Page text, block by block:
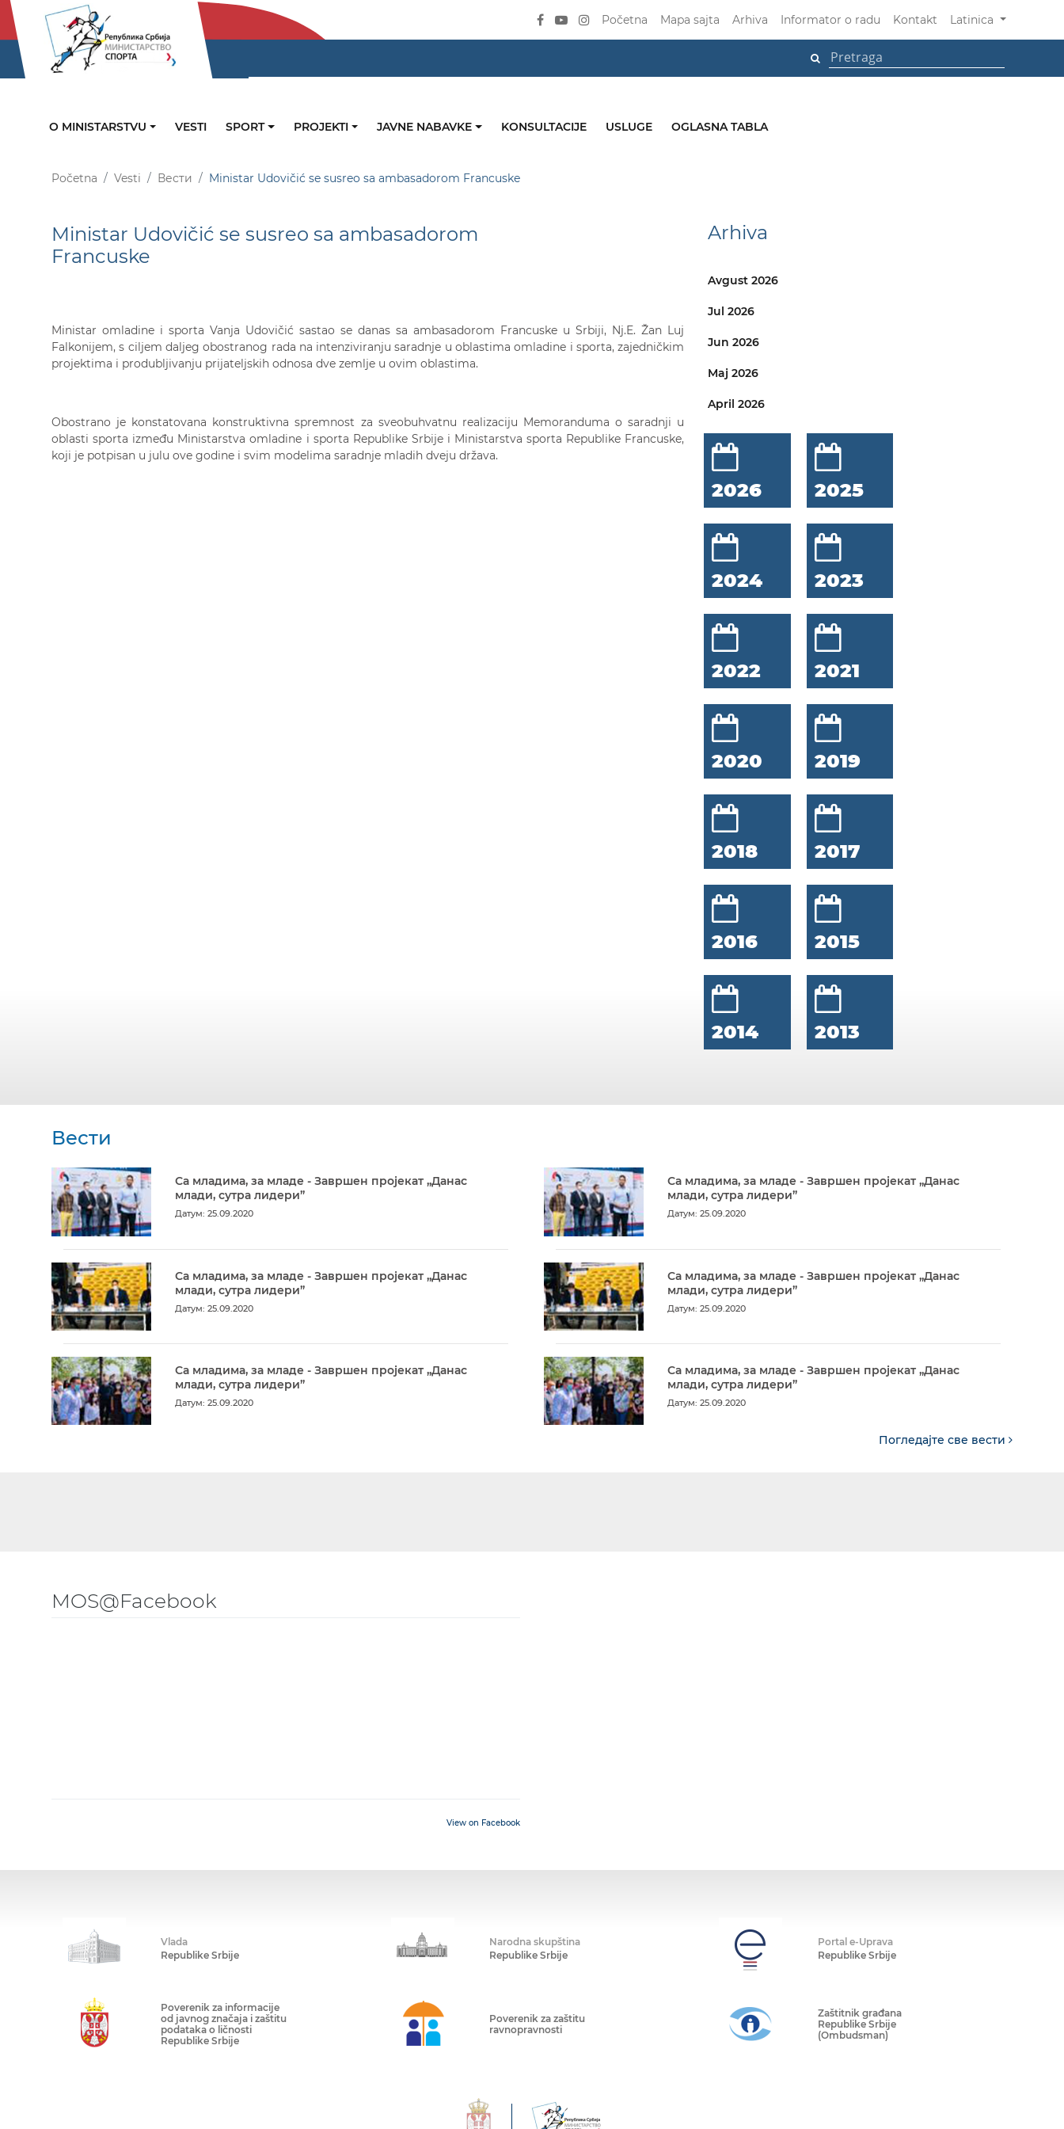
Početna Mapa sajta Arhiva Informator o radu Kontakt Latinica
O MINISTARSTVU VESTI SPORT PROJEKTI JAVNE NABAVKE KONSULTACIJE USLUGE OGLASNA TABLA
Početna Vesti Вести Ministar Udovičić se susreo sa ambasadorom Francuske
Ministar Udovičić se susreo sa ambasadorom
Francuske
Ministar omladine i sporta Vanja Udovičić sastao se danas sa ambasadorom Francuske u Srbiji, Nj.E. Žan Luj
Falkonijem, s ciljem daljeg obostranog rada na intenziviranju saradnje u oblastima omladine i sporta, zajedničkim
projektima i produbljivanju prijateljskih odnosa dve zemlje u ovim oblastima.
Obostrano je konstatovana konstruktivna spremnost za sveobuhvatnu realizaciju Memoranduma o saradnji u
oblasti sporta između Ministarstva omladine i sporta Republike Srbije i Ministarstva sporta Republike Francuske,
koji je potpisan u julu ove godine i svim modelima saradnje mladih dveju država.
Arhiva
Avgust 2026
Jul 2026
Jun 2026
Maj 2026
April 2026
2026 2025
2024 2023
2022 2021
2020 2019
2018 2017
2016 2015
2014 2013
Вести
Са младима, за младе - Завршен пројекат „Данас
млади, сутра лидери”
Датум: 25.09.2020
Са младима, за младе - Завршен пројекат „Данас
млади, сутра лидери”
Датум: 25.09.2020
Са младима, за младе - Завршен пројекат „Данас
млади, сутра лидери”
Датум: 25.09.2020
Са младима, за младе - Завршен пројекат „Данас
млади, сутра лидери”
Датум: 25.09.2020
Са младима, за младе - Завршен пројекат „Данас
млади, сутра лидери”
Датум: 25.09.2020
Са младима, за младе - Завршен пројекат „Данас
млади, сутра лидери”
Датум: 25.09.2020
Погледајте све вести
MOS@Facebook
View on Facebook
Vlada
Republike Srbije
Narodna skupština
Republike Srbije
Portal e-Uprava
Republike Srbije
Poverenik za informacije
od javnog značaja i zaštitu
podataka o ličnosti
Republike Srbije
Poverenik za zaštitu
ravnopravnosti
Zaštitnik građana
Republike Srbije
(Ombudsman)